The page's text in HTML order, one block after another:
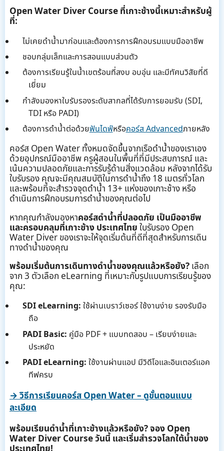
Open Water Diver Course ที่เกาะช้างนี้เหมาะสำหรับผู้
ที่:
ไม่เคยดำน้ำมาก่อนและต้องการการฝึกอบรมแบบมืออาชีพ
ชอบกลุ่มเล็กและการสอนแบบส่วนตัว
ต้องการเรียนรู้ในน้ำเขตร้อนที่สงบ อบอุ่น และมีทัศนวิสัยที่ดี
เยี่ยม
กำลังมองหาใบรับรองระดับสากลที่ได้รับการยอมรับ (SDI,
TDI หรือ PADI)
ต้องการดำน้ำต่อด้วยฟันไดฟ์หรือคอร์ส Advancedภายหลัง
คอร์ส Open Water ทั้งหมดจัดขึ้นจากเรือดำน้ำของเราเอง
ด้วยอุปกรณ์มืออาชีพ ครูผู้สอนในพื้นที่ที่มีประสบการณ์ และ
เน้นความปลอดภัยและการรับรู้ด้านสิ่งแวดล้อม หลังจากได้รับ
ใบรับรอง คุณจะมีคุณสมบัติในการดำน้ำถึง 18 เมตรทั่วโลก
และพร้อมที่จะสำรวจจุดดำน้ำ 13+ แห่งของเกาะช้าง หรือ
ดำเนินการฝึกอบรมการดำน้ำของคุณต่อไป
หากคุณกำลังมองหาคอร์สดำน้ำที่ปลอดภัย เป็นมืออาชีพ
และครอบคลุมที่เกาะช้าง ประเทศไทยใบรับรอง Open
Water Diver ของเราจะให้จุดเริ่มต้นที่ดีที่สุดสำหรับการเดิน
ทางดำน้ำของคุณ
พร้อมเริ่มต้นการเดินทางดำน้ำของคุณแล้วหรือยัง?เลือก
จาก 3 ตัวเลือก eLearning ที่เหมาะกับรูปแบบการเรียนรู้ของ
คุณ:
SDI eLearning: ใช้ผ่านเบราว์เซอร์ ใช้งานง่าย รองรับมือ
ถือ
PADI Basic: คู่มือ PDF + แบบทดสอบ – เรียบง่ายและ
ประหยัด
PADI eLearning: ใช้งานผ่านแอป มีวิดีโอและอินเตอร์แอค
ทีฟครบ
→ วิธีการเรียนคอร์ส Open Water – ดูขั้นตอนแบบ
ละเอียด
พร้อมเรียนดำน้ำที่เกาะช้างแล้วหรือยัง? จอง Open
Water Diver Course วันนี้ และเริ่มสำรวจโลกใต้น้ำของ